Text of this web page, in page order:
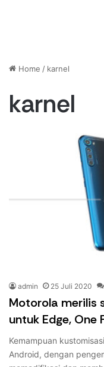
Home / karnel
karnel
admin 25 Juli 2020
Motorola merilis
untuk Edge, One
Kemampuan
Android, dengan